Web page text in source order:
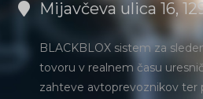
Mijavčeva ulica 16,
BLACKBLOX sistem za
tovoru v realnem času
zahteve avtoprevoznikov ter